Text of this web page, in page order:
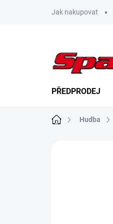
Jak nakupovat
PŘEDPRODEJ
Domů Hudba